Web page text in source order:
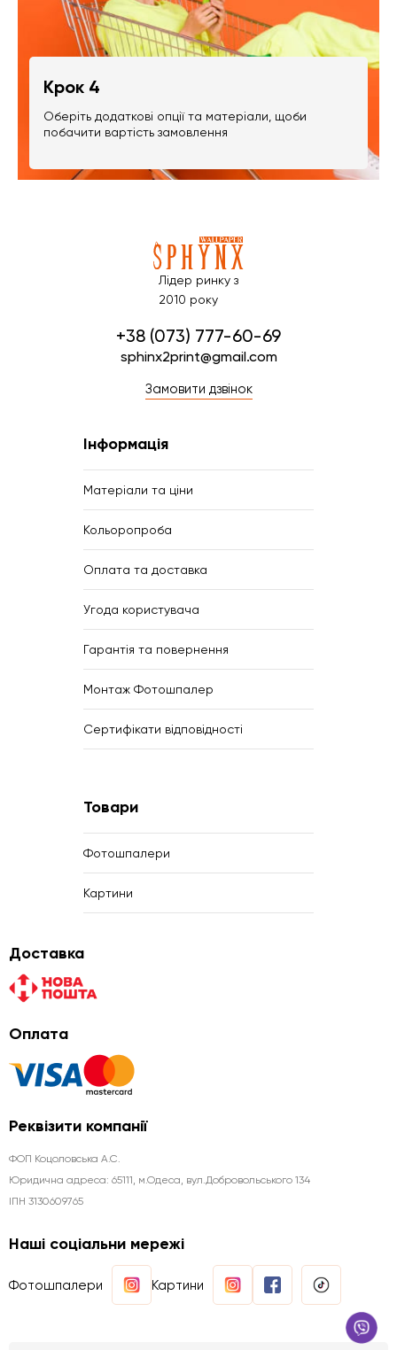
Крок 4
Оберіть додаткові опції та матеріали, щоби
побачити вартість замовлення
Лідер ринку з
2010 року
+38 (073) 777-60-69
sphinx2print@gmail.com
Замовити дзвінок
Інформація
Матеріали та ціни
Кольоропроба
Оплата та доставка
Угода користувача
Гарантія та повернення
Монтаж Фотошпалер
Сертифікати відповідності
Товари
Фотошпалери
Картини
Доставка
Оплата
Реквізити компанії
ФОП Коцоловська А.С.
Юридична aдреса: 65111, м.Одеса, вул.Добровольського 134
ІПН 3130609765
Наші соціальни мережі
Фотошпалери Картини